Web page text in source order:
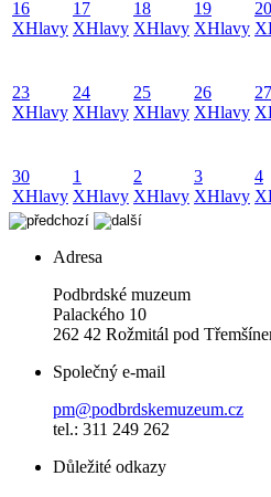
16
XHlavy
17
XHlavy
18
XHlavy
19
XHlavy
20
X
23
XHlavy
24
XHlavy
25
XHlavy
26
XHlavy
27
X
30
XHlavy
1
XHlavy
2
XHlavy
3
XHlavy
4
X
Adresa
Podbrdské muzeum
Palackého 10
262 42 Rožmitál pod
Společný e-mail
pm@podbrdskemuzeum.cz
tel.: 311 249 262
Důležité odkazy